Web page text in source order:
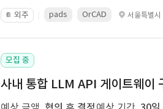
📔 외주 pads OrCAD 서울특별시
모집 중
사내 통합 LLM API 게이트웨이